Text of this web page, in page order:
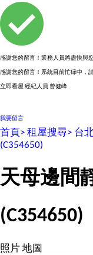
感謝您的留言！業務人員將盡快與您
感謝您的留言！系統目前忙碌中，
立即看屋經紀人員 曾健峰
我要留言
首頁> 租屋搜尋> 台
(C354650)
天母邊間
(C354650)
照片 地圖